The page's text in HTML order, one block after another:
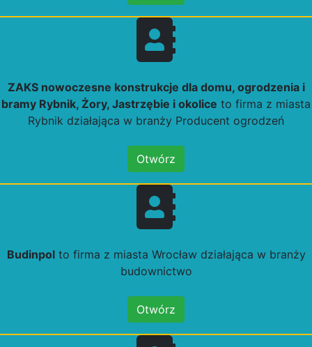
ZAKS nowoczesne konstrukcje dla domu, ogrodzenia i
bramy Rybnik, Żory, Jastrzębie i okolice to firma z miasta
Rybnik działająca w branży Producent ogrodzeń
Otwórz
Budinpolto firma z miasta Wrocław działająca w branży
budownictwo
Otwórz